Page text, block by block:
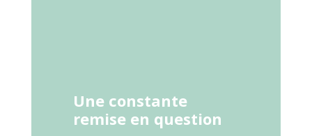
Une constante
remise en question